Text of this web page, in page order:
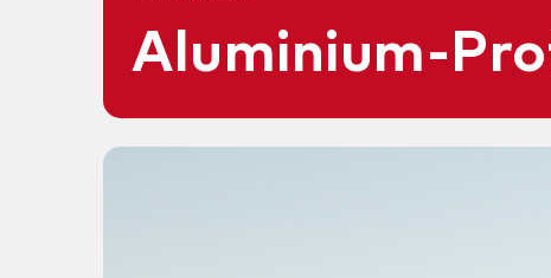
Aluminium-